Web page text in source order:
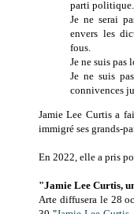
parti politique.
Je ne serai
envers les
fous.
Je ne suis pas
Je ne suis
connivences
Jamie Lee Curtis a
immigré ses grands-
En 2022, elle a pris
"Jamie Lee Curtis,
Arte diffusera le 28